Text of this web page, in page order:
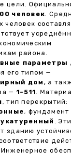
цели.
человек.
человек
района.
параметры
его типом —
дом , а
— 1-511.
, тип перекрытий:
, фундамент
.
зданию